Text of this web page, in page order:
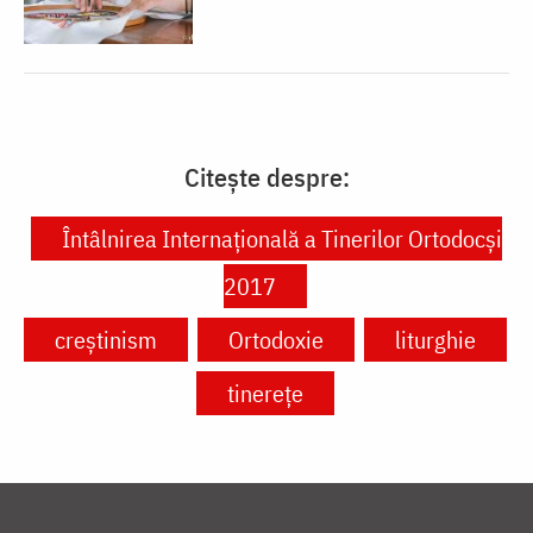
Citește despre:
Întâlnirea Internațională a Tinerilor Ortodocși
2017
creștinism
Ortodoxie
liturghie
tinerețe